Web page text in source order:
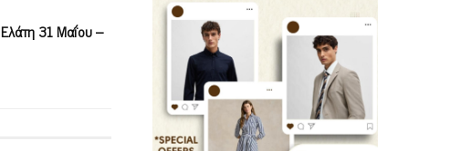
31 Μαΐου –